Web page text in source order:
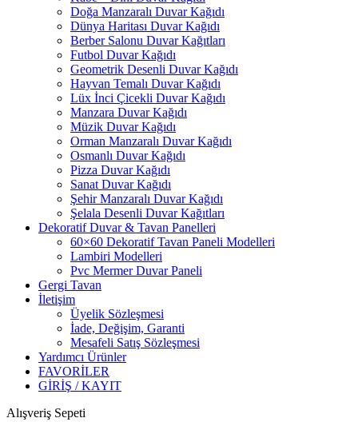
Doğa Manzaralı Duvar Kağıdı
Dünya Haritası Duvar Kağıdı
Berber Salonu Duvar Kağıtları
Futbol Duvar Kağıdı
Geometrik Desenli Duvar Kağıdı
Hayvan Temalı Duvar Kağıdı
Lüx İnci Çicekli Duvar Kağıdı
Manzara Duvar Kağıdı
Müzik Duvar Kağıdı
Orman Manzaralı Duvar Kağıdı
Osmanlı Duvar Kağıdı
Pizza Duvar Kağıdı
Sanat Duvar Kağıdı
Şehir Manzaralı Duvar Kağıdı
Şelala Desenli Duvar Kağıtları
Dekoratif Duvar & Tavan Panelleri
60×60 Dekoratif Tavan Paneli Modelleri
Lambiri Modelleri
Pvc Mermer Duvar Paneli
Gergi Tavan
İletişim
Üyelik Sözleşmesi
İade, Değişim, Garanti
Mesafeli Satış Sözleşmesi
Yardımcı Ürünler
FAVORİLER
GİRİŞ / KAYIT
Alışveriş Sepeti